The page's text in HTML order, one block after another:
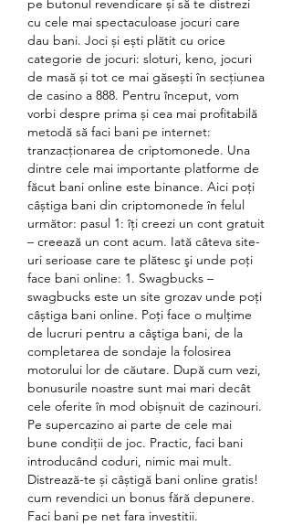
cu cele mai spectaculoase jocuri care
dau bani. Joci și ești plătit cu orice
categorie de jocuri: sloturi, keno, jocuri
de masă și tot ce mai găsești în secțiunea
de casino a 888. Pentru început, vom
vorbi despre prima și cea mai profitabilă
metodă să faci bani pe internet:
tranzacționarea de criptomonede. Una
dintre cele mai importante platforme de
făcut bani online este binance. Aici poți
câștiga bani din criptomonede în felul
următor: pasul 1: îți creezi un cont gratuit
– creează un cont acum. Iată câteva site-
uri serioase care te plătesc şi unde poţi
face bani online: 1. Swagbucks –
swagbucks este un site grozav unde poți
câștiga bani online. Poți face o mulțime
de lucruri pentru a câştiga bani, de la
completarea de sondaje la folosirea
motorului lor de căutare. După cum vezi,
bonusurile noastre sunt mai mari decât
cele oferite în mod obișnuit de cazinouri.
Pe supercazino ai parte de cele mai
bune condiții de joc. Practic, faci bani
introducând coduri, nimic mai mult.
Distrează-te și câștigă bani online gratis!
cum revendici un bonus fără depunere.
Faci bani pe net fara investitii.